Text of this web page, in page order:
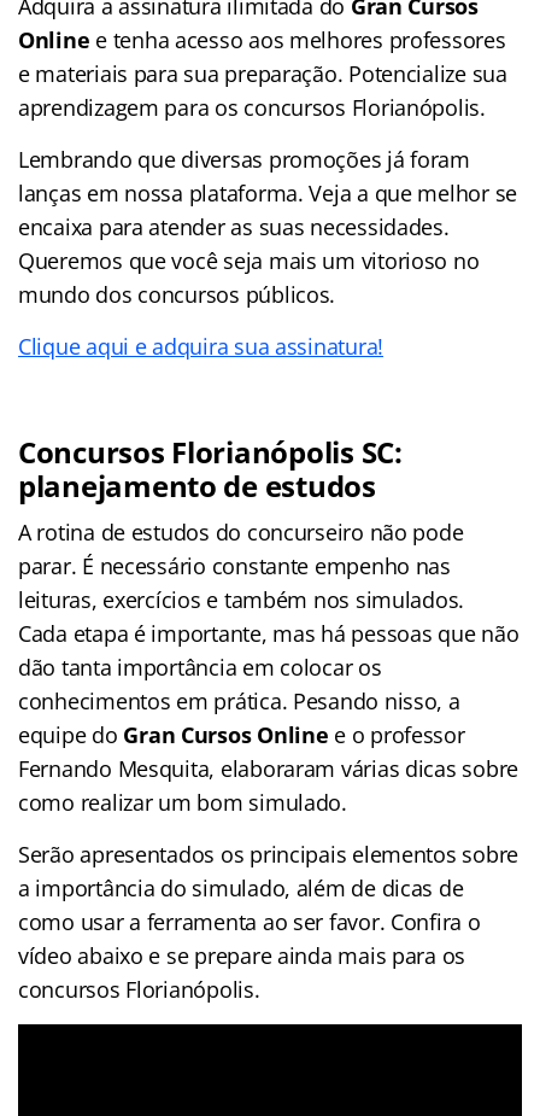
Adquira a assinatura ilimitada do Gran Cursos
Online e tenha acesso aos melhores professores
e materiais para sua preparação. Potencialize sua
aprendizagem para os concursos Florianópolis.
Lembrando que diversas promoções já foram
lanças em nossa plataforma. Veja a que melhor se
encaixa para atender as suas necessidades.
Queremos que você seja mais um vitorioso no
mundo dos concursos públicos.
Clique aqui e adquira sua assinatura!
Concursos Florianópolis SC:
planejamento de estudos
A rotina de estudos do concurseiro não pode
parar. É necessário constante empenho nas
leituras, exercícios e também nos simulados.
Cada etapa é importante, mas há pessoas que não
dão tanta importância em colocar os
conhecimentos em prática. Pesando nisso, a
equipe do Gran Cursos Online e o professor
Fernando Mesquita, elaboraram várias dicas sobre
como realizar um bom simulado.
Serão apresentados os principais elementos sobre
a importância do simulado, além de dicas de
como usar a ferramenta ao ser favor. Confira o
vídeo abaixo e se prepare ainda mais para os
concursos Florianópolis.